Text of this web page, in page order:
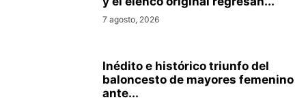
7 agosto, 2026
Inédito e histórico triunfo del
baloncesto de mayores femenino
ante...